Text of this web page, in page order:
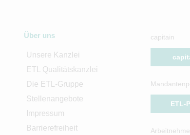
Über uns
Unsere Kanzlei
ETL Qualitätskanzlei
Die ETL-Gruppe
Stellenangebote
Impressum
Barrierefreiheit
capitain
ETL-